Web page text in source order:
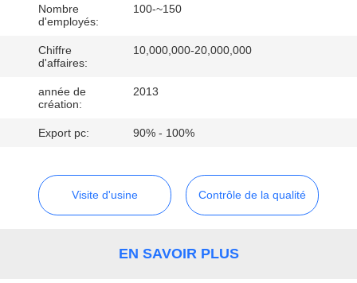
QUALITÉ
CONTACTEZ-
NOUS
DEMANDEZ
CITATION
Nombre
d'employés:
100-~150
Chiffre
d'affaires:
10,000,000-20,000,000
année de
création:
2013
Export pc: 90% - 100%
Visite d'usine Contrôle de la qualité
EN SAVOIR PLUS